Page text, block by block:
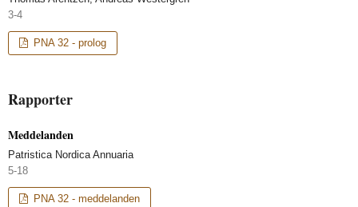
3-4
PNA 32 - prolog
Rapporter
Meddelanden
Patristica Nordica Annuaria
5-18
PNA 32 - meddelanden